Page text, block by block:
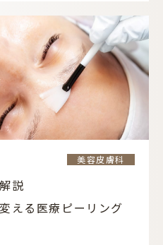
美容皮膚科
説
える医療ピーリング